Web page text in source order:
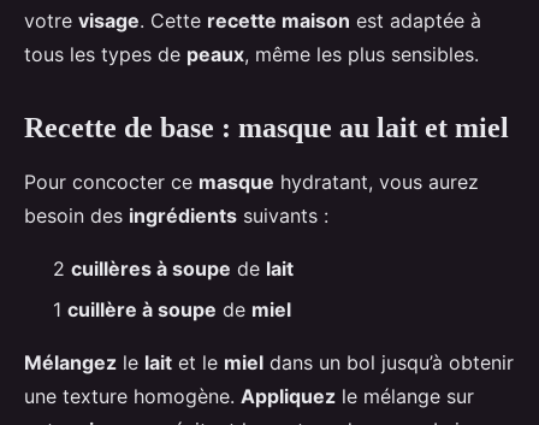
votre visage. Cette recette maison est adaptée à
tous les types de peaux, même les plus sensibles.
Recette de base : masque au lait et miel
Pour concocter ce masque hydratant, vous aurez
besoin des ingrédients suivants :
2 cuillères à soupe de lait
1 cuillère à soupe de miel
Mélangez le lait et le miel dans un bol jusqu’à obtenir
une texture homogène. Appliquez le mélange sur